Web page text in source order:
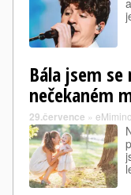
Bála jsem
nečekaném
29.července »